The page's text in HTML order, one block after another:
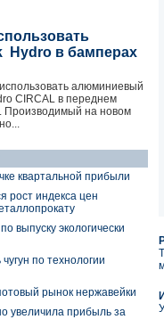
Hydro в бамперах
алюминиевый
CIRCAL в переднем
Производимый на новом
квартальной прибыли
рост индекса цен
выпуску экологически
по технологии
рынок нержавейки
увеличила прибыль за